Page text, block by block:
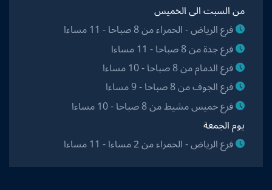
من السبت الى الخميس
فرع الرياض - الحمراء من 8 صباحا - 11 مساءا
فرع جدة من 8 صباحا - 11 مساءا
فرع الدمام من 8 صباحا - 10 مساءا
فرع الجوف من 8 صباحا - 9 مساءا
فرع خميس مشيط من 8 صباحا - 10 مساءا
يوم الجمعة
فرع الرياض - الحمراء من 2 مساءا - 11 مساءا